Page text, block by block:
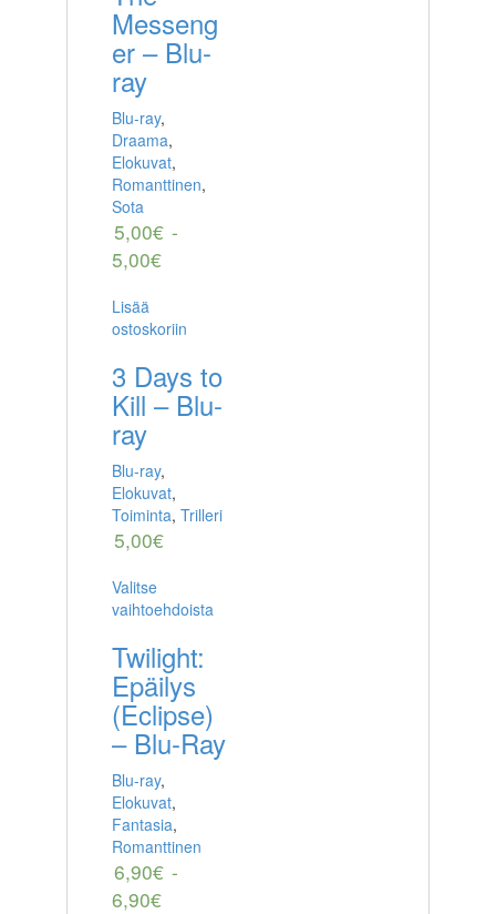
Messeng
er – Blu-
ray
Blu-ray,
Draama,
Elokuvat,
Romanttinen,
Sota
5,00€ -
5,00€
Lisää
ostoskoriin
3 Days to
Kill – Blu-
ray
Blu-ray,
Elokuvat,
Toiminta, Trilleri
5,00€
Valitse
vaihtoehdoista
Twilight:
Epäilys
(Eclipse)
– Blu-Ray
Blu-ray,
Elokuvat,
Fantasia,
Romanttinen
6,90€ -
6,90€